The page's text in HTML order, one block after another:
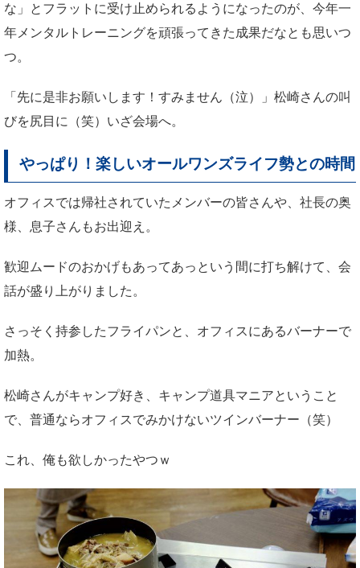
な」とフラットに受け止められるようになったのが、今年一
年メンタルトレーニングを頑張ってきた成果だなとも思いつ
つ。
「先に是非お願いします！すみません（泣）」松崎さんの叫
びを尻目に（笑）いざ会場へ。
やっぱり！楽しいオールワンズライフ勢との時間
オフィスでは帰社されていたメンバーの皆さんや、社長の奥
様、息子さんもお出迎え。
歓迎ムードのおかげもあってあっという間に打ち解けて、会
話が盛り上がりました。
さっそく持参したフライパンと、オフィスにあるバーナーで
加熱。
松崎さんがキャンプ好き、キャンプ道具マニアということ
で、普通ならオフィスでみかけないツインバーナー（笑）
これ、俺も欲しかったやつｗ